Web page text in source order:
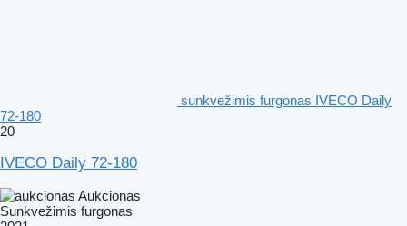
sunkvežimis furgonas IVECO Daily
72-180
20
IVECO Daily 72-180
Aukcionas
Sunkvežimis furgonas